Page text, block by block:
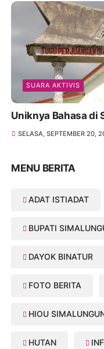
SUARA AKTIVIS
Uniknya Bahasa di
SELASA, SEPTEMBER 20,
MENU BERITA
ADAT ISTIADAT
BUPATI
DAYOK BINATUR
FOTO BERITA
HIOU
HUTAN